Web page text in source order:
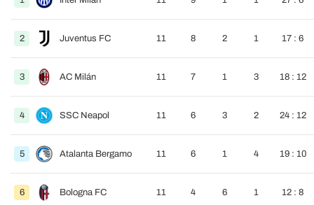
2 Juventus FC 11 8 2 1 17 : 6
3 AC Milán 11 7 1 3 18 : 12
4 SSC Neapol 11 6 3 2 24 : 12
5 Atalanta Bergamo 11 6 1 4 19 : 10
6 Bologna FC 11 4 6 1 12 : 8